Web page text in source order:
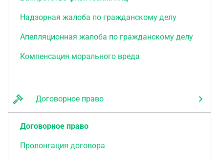
после моего вступления в наследство снова
предъявить требования? Истекает ли по ним срок
исковой давности? Я нахожусь в Египте, приеду в
вести дело дистанционно (с доверенностью через
цифры и предложение по сотрудничеству.
Надзорная жалоба по гражданскому делу
Апелляционная жалоба по гражданскому делу
Компенсация морального вреда
Договорное право
Договорное право
Пролонгация договора